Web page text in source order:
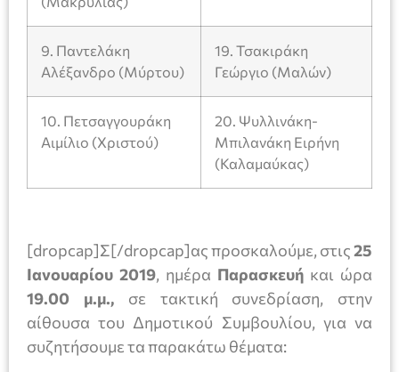
9. Παντελάκη
Αλέξανδρο (Μύρτου)
19. Τσακιράκη
Γεώργιο (Μαλών)
10. Πετσαγγουράκη
Αιμίλιο (Χριστού)
20. Ψυλλινάκη-
Μπιλανάκη Ειρήνη
(Καλαμαύκας)
[dropcap]Σ[/dropcap]ας προσκαλούμε, στις25
Ιανουαρίου 2019, ημέρα Παρασκευή και ώρα
19.00 μ.μ., σε τακτική συνεδρίαση, στην
αίθουσα του Δημοτικού Συμβουλίου, για να
συζητήσουμε τα παρακάτω θέματα: